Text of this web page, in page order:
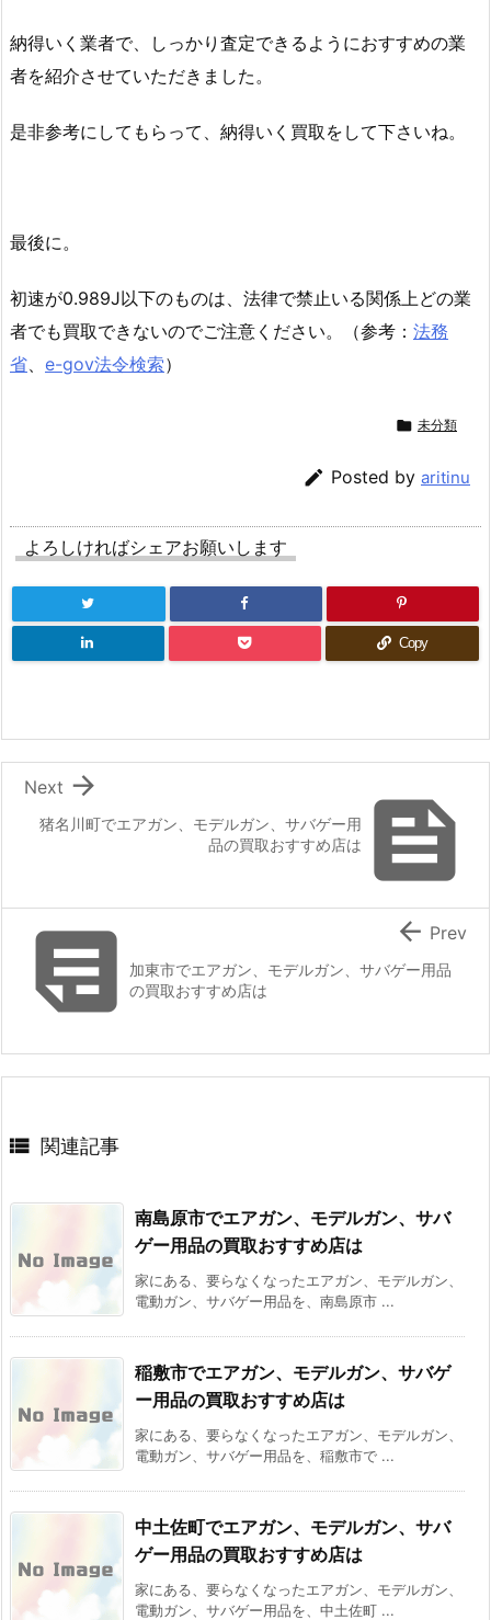
納得いく業者で、しっかり査定できるようにおすすめの業
者を紹介させていただきました。
是非参考にしてもらって、納得いく買取をして下さいね。
最後に。
初速が0.989J以下のものは、法律で禁止いる関係上どの業
者でも買取できないのでご注意ください。（参考： 法務
省、 e-gov法令検索）
 未分類
 Posted by aritinu
よろしければシェアお願いします
Copy

猪名川町でエアガン、モデルガン、サバゲー用
品の買取おすすめ店は

Next
加東市でエアガン、モデルガン、サバゲー用品
の買取おすすめ店は
 Prev
 関連記事
南島原市でエアガン、モデルガン、サバ
ゲー用品の買取おすすめ店は
家にある、要らなくなったエアガン、モデルガン、
電動ガン、サバゲー用品を、南島原市 ...
稲敷市でエアガン、モデルガン、サバゲ
ー用品の買取おすすめ店は
家にある、要らなくなったエアガン、モデルガン、
電動ガン、サバゲー用品を、稲敷市で ...
中土佐町でエアガン、モデルガン、サバ
ゲー用品の買取おすすめ店は
家にある、要らなくなったエアガン、モデルガン、
電動ガン、サバゲー用品を、中土佐町 ...